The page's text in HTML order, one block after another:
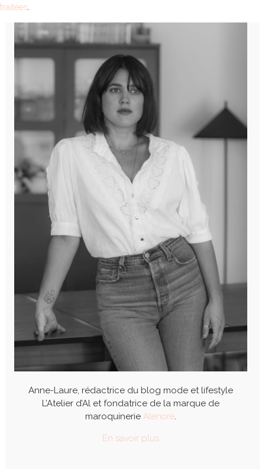
traitées.
Anne-Laure, rédactrice du blog mode et lifestyle
L’Atelier d’Al et fondatrice de la marque de
maroquinerie Alénore.
En savoir plus